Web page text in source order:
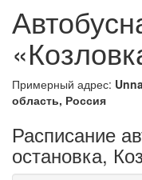
Примерный адрес:
область, Россия
Расписание
остановка,